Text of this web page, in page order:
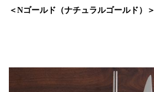
＜Nゴールド（ナチュラルゴールド）＞